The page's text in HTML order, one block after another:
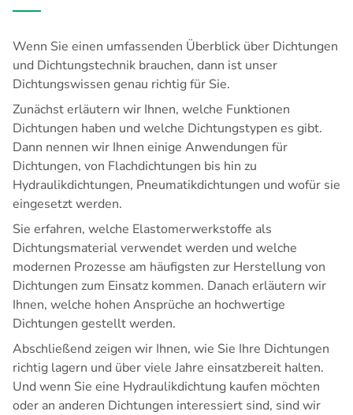
Wenn Sie einen umfassenden Überblick über Dichtungen
und Dichtungstechnik brauchen, dann ist unser
Dichtungswissen genau richtig für Sie.
Zunächst erläutern wir Ihnen, welche Funktionen
Dichtungen haben und welche Dichtungstypen es gibt.
Dann nennen wir Ihnen einige Anwendungen für
Dichtungen, von Flachdichtungen bis hin zu
Hydraulikdichtungen, Pneumatikdichtungen und wofür sie
eingesetzt werden.
Sie erfahren, welche Elastomerwerkstoffe als
Dichtungsmaterial verwendet werden und welche
modernen Prozesse am häufigsten zur Herstellung von
Dichtungen zum Einsatz kommen. Danach erläutern wir
Ihnen, welche hohen Ansprüche an hochwertige
Dichtungen gestellt werden.
Abschließend zeigen wir Ihnen, wie Sie Ihre Dichtungen
richtig lagern und über viele Jahre einsatzbereit halten.
Und wenn Sie eine Hydraulikdichtung kaufen möchten
oder an anderen Dichtungen interessiert sind, sind wir